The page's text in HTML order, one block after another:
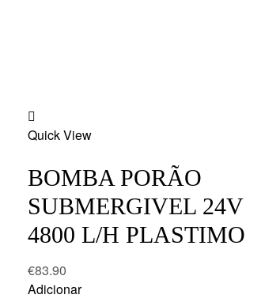
to
Quick View
BOMBA PORÃO
SUBMERGIVEL 24V
4800 L/H PLASTIMO
€83.90
Adicionar